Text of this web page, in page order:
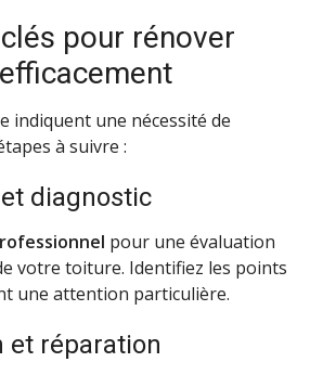
pour rénover
indiquent une nécessité de
à suivre :
diagnostic
pour une évaluation
votre toiture. Identifiez les points
une attention particulière.
et réparation